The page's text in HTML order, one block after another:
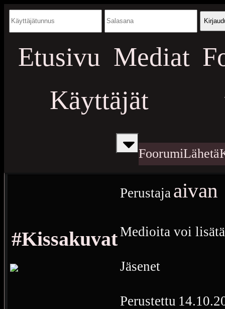
Etusivu Mediat
Käyttäjät
FoorumiLähetä
#Kissakuvat
Perustaja aivan
Medioita voi lisätä
Jäsenet
Perustettu